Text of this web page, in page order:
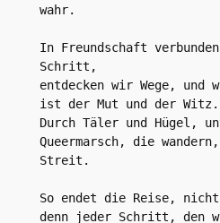
wahr.
In Freundschaft
Schritt,
entdecken wir Wege, und
ist der Mut und der Witz.
Durch Täler und Hügel,
Queermarsch, die
Streit.
So endet die Reise,
denn jeder Schritt, den